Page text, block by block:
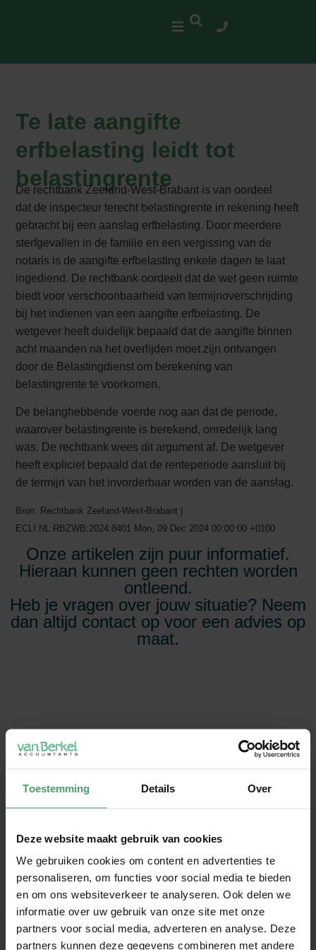
Toestemming Details Over
Deze website maakt gebruik van cookies
We gebruiken cookies om content en advertenties te
personaliseren, om functies voor social media te bieden
en om ons websiteverkeer te analyseren. Ook delen we
informatie over uw gebruik van onze site met onze
partners voor social media, adverteren en analyse. Deze
partners kunnen deze gegevens combineren met andere
Te late aangifte
erfbelasting leidt tot
belastingrente
De rechtbank Zeeland-West-Brabant is van oordeel
dat de inspecteur terecht belastingrente in rekening heeft
gebracht bij een aanslag erfbelasting. Door meerdere
sterfgevallen in de familie en een vergissing van de
notaris is de aangifte erfbelasting enkele dagen te laat
ingediend. De rechtbank oordeelt dat de wet geen ruimte
biedt voor verschoonbaarheid van termijnoverschrijding
bij het indienen van een aangifte erfbelasting. De
wetgever heeft duidelijk bepaald dat de aangifte binnen
acht maanden na het overlijden moet zijn ontvangen
door de Belastingdienst om berekening van
belastingrente te voorkomen.
De belanghebbende voerde nog aan dat de periode,
waarover belastingrente is berekend, onredelijk lang
was. De rechtbank wees dit argument af. De wetgever
heeft expliciet bepaald dat de renteperiode aansluit bij
de termijn van het invorderbaar worden van de aanslag.
Bron: Rechtbank Zeeland-West-Brabant |
ECLI:NL:RBZWB:2024:8401 Mon, 09 Dec 2024 00:00:00 +0100
Onze artikelen zijn puur informatief.
Hieraan kunnen geen rechten worden
ontleend.
Heb je vragen over jouw situatie? Neem
dan altijd contact op voor een advies op
maat.
Energielijst 2025 Kwijtschelding schuld ex-partner is belaste schenking